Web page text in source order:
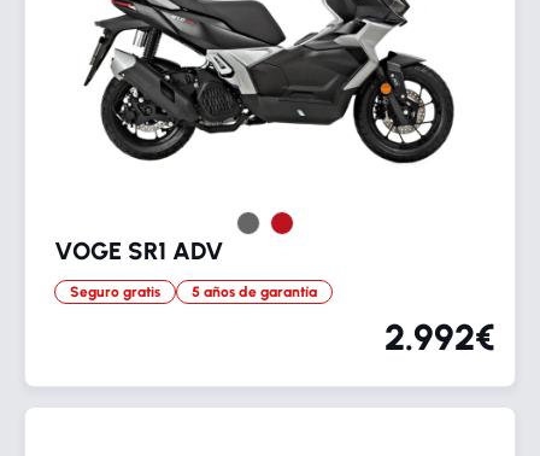
VOGE SR1 ADV
Seguro gratis 5 años de garantía
2.992€